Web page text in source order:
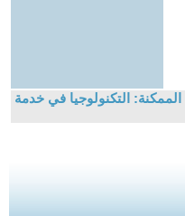
التكنولوجيا في خدمة